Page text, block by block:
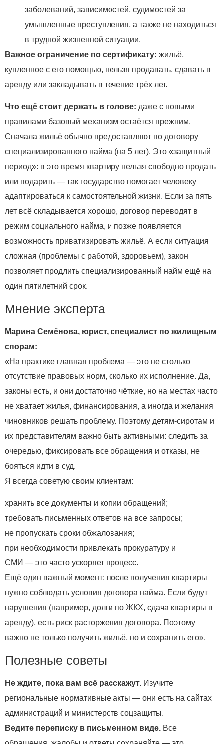
заболеваний, зависимостей, судимостей за
умышленные преступления, а также не находиться
в трудной жизненной ситуации.
Важное ограничение по сертификату: жильё,
купленное с его помощью, нельзя продавать, сдавать в
аренду или закладывать в течение трёх лет.
Что ещё стоит держать в голове: даже с новыми
правилами базовый механизм остаётся прежним.
Сначала жильё обычно предоставляют по договору
специализированного найма (на 5 лет). Это «защитный
период»: в это время квартиру нельзя свободно продать
или подарить — так государство помогает человеку
адаптироваться к самостоятельной жизни. Если за пять
лет всё складывается хорошо, договор переводят в
режим социального найма, и позже появляется
возможность приватизировать жильё. А если ситуация
сложная (проблемы с работой, здоровьем), закон
позволяет продлить специализированный найм ещё на
один пятилетний срок.
Мнение эксперта
Марина Семёнова, юрист, специалист по жилищным
спорам:
«На практике главная проблема — это не столько
отсутствие правовых норм, сколько их исполнение. Да,
законы есть, и они достаточно чёткие, но на местах часто
не хватает жилья, финансирования, а иногда и желания
чиновников решать проблему. Поэтому детям‑сиротам и
их представителям важно быть активными: следить за
очередью, фиксировать все обращения и отказы, не
бояться идти в суд.
Я всегда советую своим клиентам:
хранить все документы и копии обращений;
требовать письменных ответов на все запросы;
не пропускать сроки обжалования;
при необходимости привлекать прокуратуру и
СМИ — это часто ускоряет процесс.
Ещё один важный момент: после получения квартиры
нужно соблюдать условия договора найма. Если будут
нарушения (например, долги по ЖКХ, сдача квартиры в
аренду), есть риск расторжения договора. Поэтому
важно не только получить жильё, но и сохранить его».
Полезные советы
Не ждите, пока вам всё расскажут. Изучите
региональные нормативные акты — они есть на сайтах
администраций и министерств соцзащиты.
Ведите переписку в письменном виде. Все